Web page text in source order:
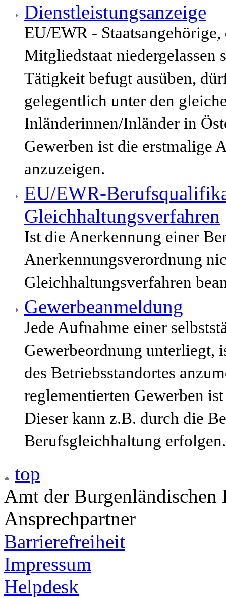
Dienstleistungsanzeige
EU/EWR -
Mitgliedstaat
Tätigkeit befugt ausüben,
gelegentlich unter den
Inländerinnen/Inländer in
Gewerben ist die erstmalige
anzuzeigen.
EU/EWR-
Gleichhaltungsverfahren
Ist die Anerkennung einer
Anerkennungsverordnung
Gleichhaltungsverfahren
Gewerbeanmeldung
Jede Aufnahme einer
Gewerbeordnung unterliegt,
des Betriebsstandortes
reglementierten Gewerben
Dieser kann z.B. durch die
Berufsgleichhaltung erfolgen.
top
Amt der
Ansprechpartner
Barrierefreiheit
Impressum
Helpdesk